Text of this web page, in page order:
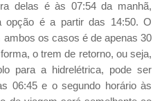
delas é às 07:54 da manhã,
opção é a partir das 14:50. O
os casos é de apenas 30
o trem de retorno, ou seja,
para a hidrelétrica, pode ser
06:45 e o segundo horário às